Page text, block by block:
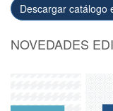
Descargar catálogo
NOVEDADES